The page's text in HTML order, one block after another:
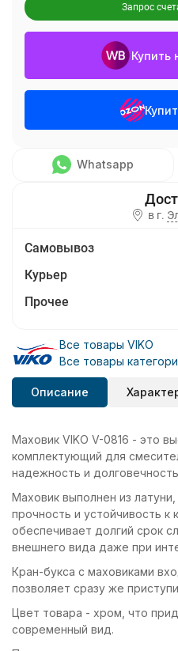
Запрос
Купить
Whatsapp
в г.
Самовывоз
Курьер
Прочее
Все товары VIKO
Все товары
Описание
Маховик VIKO V-0816 - это
комплектующий для
надежность и
Маховик выполнен из
прочность и устойчивость к
обеспечивает долгий срок
внешнего вида даже при
Кран-букса с маховиками
позволяет сразу же
Цвет товара - хром, что
современный вид.